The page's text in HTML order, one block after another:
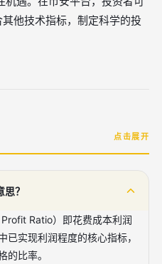
他技术指标，制定科学的投
点击展开
？
Ratio）即花费成本利润
已实现利润程度的核心指标，
的比率。